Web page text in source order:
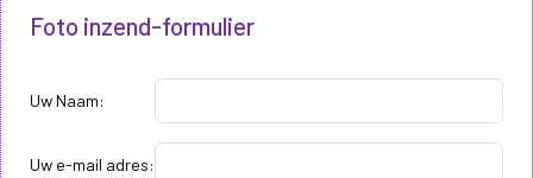
Foto inzend-formulier
Uw Naam:
Uw e-mail adres: